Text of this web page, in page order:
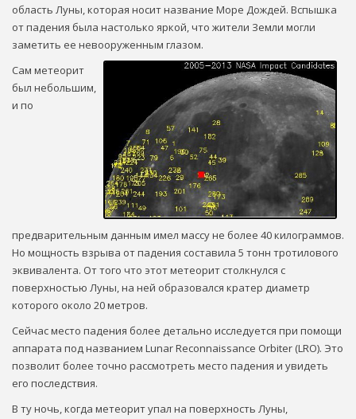
область Луны, которая носит название Море Дождей. Вспышка
от падения была настолько яркой, что жители Земли могли
заметить ее невооруженным глазом.
Сам метеорит
был небольшим,
и по
предварительным данным имел массу не более 40 килограммов.
Но мощность взрыва от падения составила 5 тонн тротилового
эквивалента. От того что этот метеорит столкнулся с
поверхностью Луны, на ней образовался кратер диаметр
которого около 20 метров.
Сейчас место падения более детально исследуется при помощи
аппарата под названием Lunar Reconnaissance Orbiter (LRO). Это
позволит более точно рассмотреть место падения и увидеть
его последствия.
В ту ночь, когда метеорит упал на поверхность Луны,